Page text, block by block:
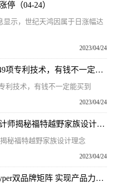
停（04-24）
显示，世纪天鸿因属于日涨幅达
2023/04/24
国产豪华车的天花板，大V8+49项专利技术，有钱不一定能买到_全球热头条
利技术，有钱不一定能买到
2023/04/24
以纯粹创造经典，福特首席设计师揭秘福特越野家族设计理念 今日热搜
秘福特越野家族设计理念
2023/04/24
广汽埃安肖勇：强化AION+Hyper双品牌矩阵 实现产品力全面提升